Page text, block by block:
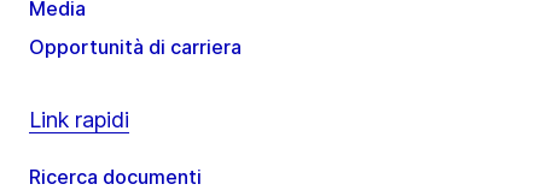
Media
Opportunità di carriera
Link rapidi
Ricerca documenti